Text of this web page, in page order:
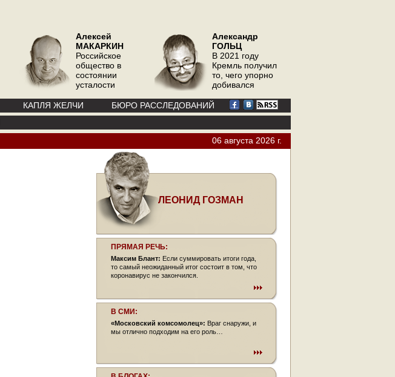
Алексей
МАКАРКИН
Российское
общество в
состоянии
усталости
Александр
ГОЛЬЦ
В 2021 году
Кремль получил
то, чего упорно
добивался
КАПЛЯ ЖЕЛЧИ
БЮРО РАССЛЕДОВАНИЙ
06 августа 2026 г.
ЛЕОНИД ГОЗМАН
ПРЯМАЯ РЕЧЬ:
Максим Блант: Если суммировать итоги года,
то самый неожиданный итог состоит в том, что
коронавирус не закончился.
В СМИ:
«Московский комсомолец»: Враг снаружи, и
мы отлично подходим на его роль…